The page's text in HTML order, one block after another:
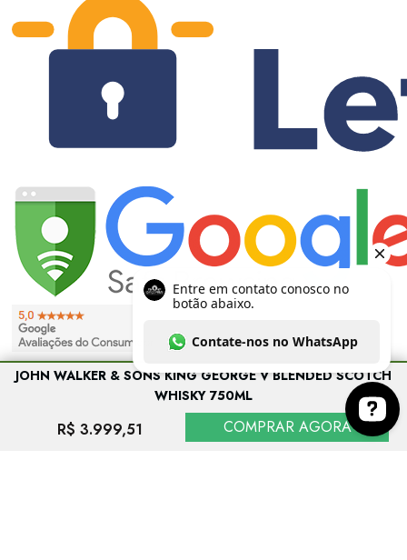
JOHN WALKER & SONS KING GEORGE V BLENDED SCOTCH
WHISKY 750ML
R$ 3.999,51 COMPRAR AGORA